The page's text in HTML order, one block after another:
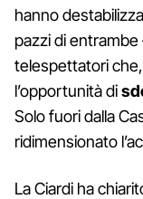
hanno
pazzi di
telespettatori
l’opportunità di
Solo fuori dalla
ridimensionato
La Ciardi ha